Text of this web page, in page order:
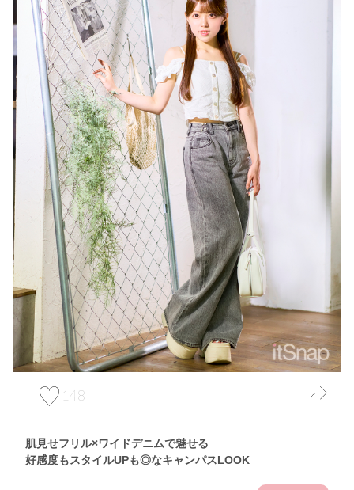
148
肌見せフリル×ワイドデニムで魅せる
好感度もスタイルUPも◎なキャンパスLOOK